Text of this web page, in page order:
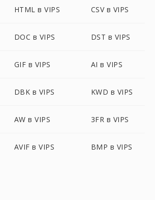
HTML в VIPS CSV в VIPS
DOC в VIPS DST в VIPS
GIF в VIPS AI в VIPS
DBK в VIPS KWD в VIPS
AW в VIPS 3FR в VIPS
AVIF в VIPS BMP в VIPS